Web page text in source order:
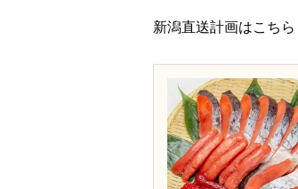
新潟直送計画はこちら